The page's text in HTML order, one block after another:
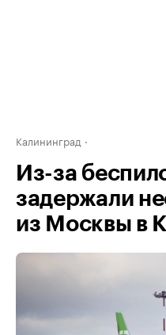
Калининград
Из-за
задержали
из Москвы в